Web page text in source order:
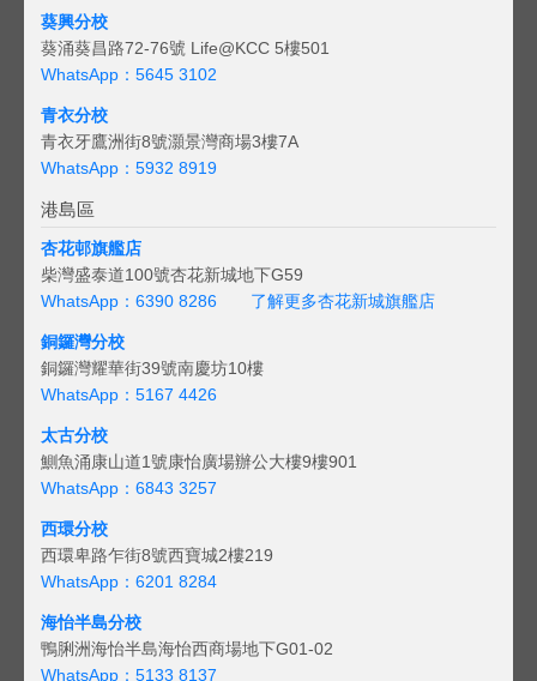
葵興分校
葵涌葵昌路72-76號 Life@KCC 5樓501
WhatsApp：5645 3102
青衣分校
青衣牙鷹洲街8號灝景灣商場3樓7A
WhatsApp：5932 8919
港島區
杏花邨旗艦店
柴灣盛泰道100號杏花新城地下G59
WhatsApp：6390 8286
了解更多杏花新城旗艦店
銅鑼灣分校
銅鑼灣耀華街39號南慶坊10樓
WhatsApp：5167 4426
太古分校
鰂魚涌康山道1號康怡廣場辦公大樓9樓901
WhatsApp：6843 3257
西環分校
西環卑路乍街8號西寶城2樓219
WhatsApp：6201 8284
海怡半島分校
鴨脷洲海怡半島海怡西商場地下G01-02
WhatsApp：5133 8137